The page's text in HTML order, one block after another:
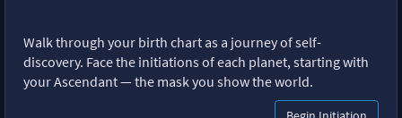
Walk through your birth chart as a journey of self-
discovery. Face the initiations of each planet, starting with
your Ascendant — the mask you show the world.